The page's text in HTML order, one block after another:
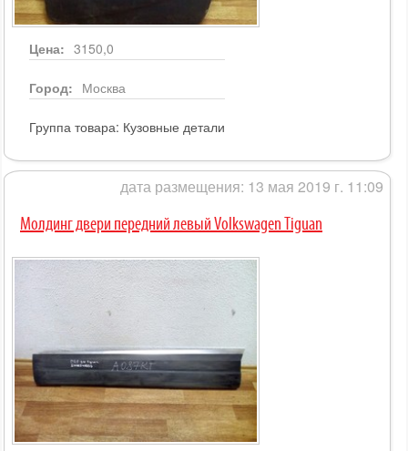
Цена: 3150,0
Город: Москва
Группа товара: Кузовные детали
дата размещения: 13 мая 2019 г. 11:09
Молдинг двери передний левый Volkswagen Tiguan